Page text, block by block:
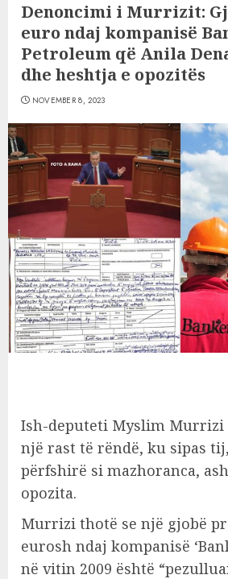
Denoncimi i Murrizit:
euro ndaj kompanisë
Petroleum që Anila
dhe heshtja e opozitës
NOVEMBER 8, 2023
Ish-deputeti Myslim Murrizi
një rast të rëndë, ku sipas
përfshirë si mazhoranca,
opozita.
Murrizi thotë se një gjobë
eurosh ndaj kompanisë
në vitin 2009 është